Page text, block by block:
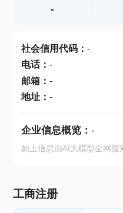
查产地
-
社会信用代码： -
电话： -
邮箱： -
地址： -
企业信息概览： -
如上信息由AI大模型全网搜
工商注册